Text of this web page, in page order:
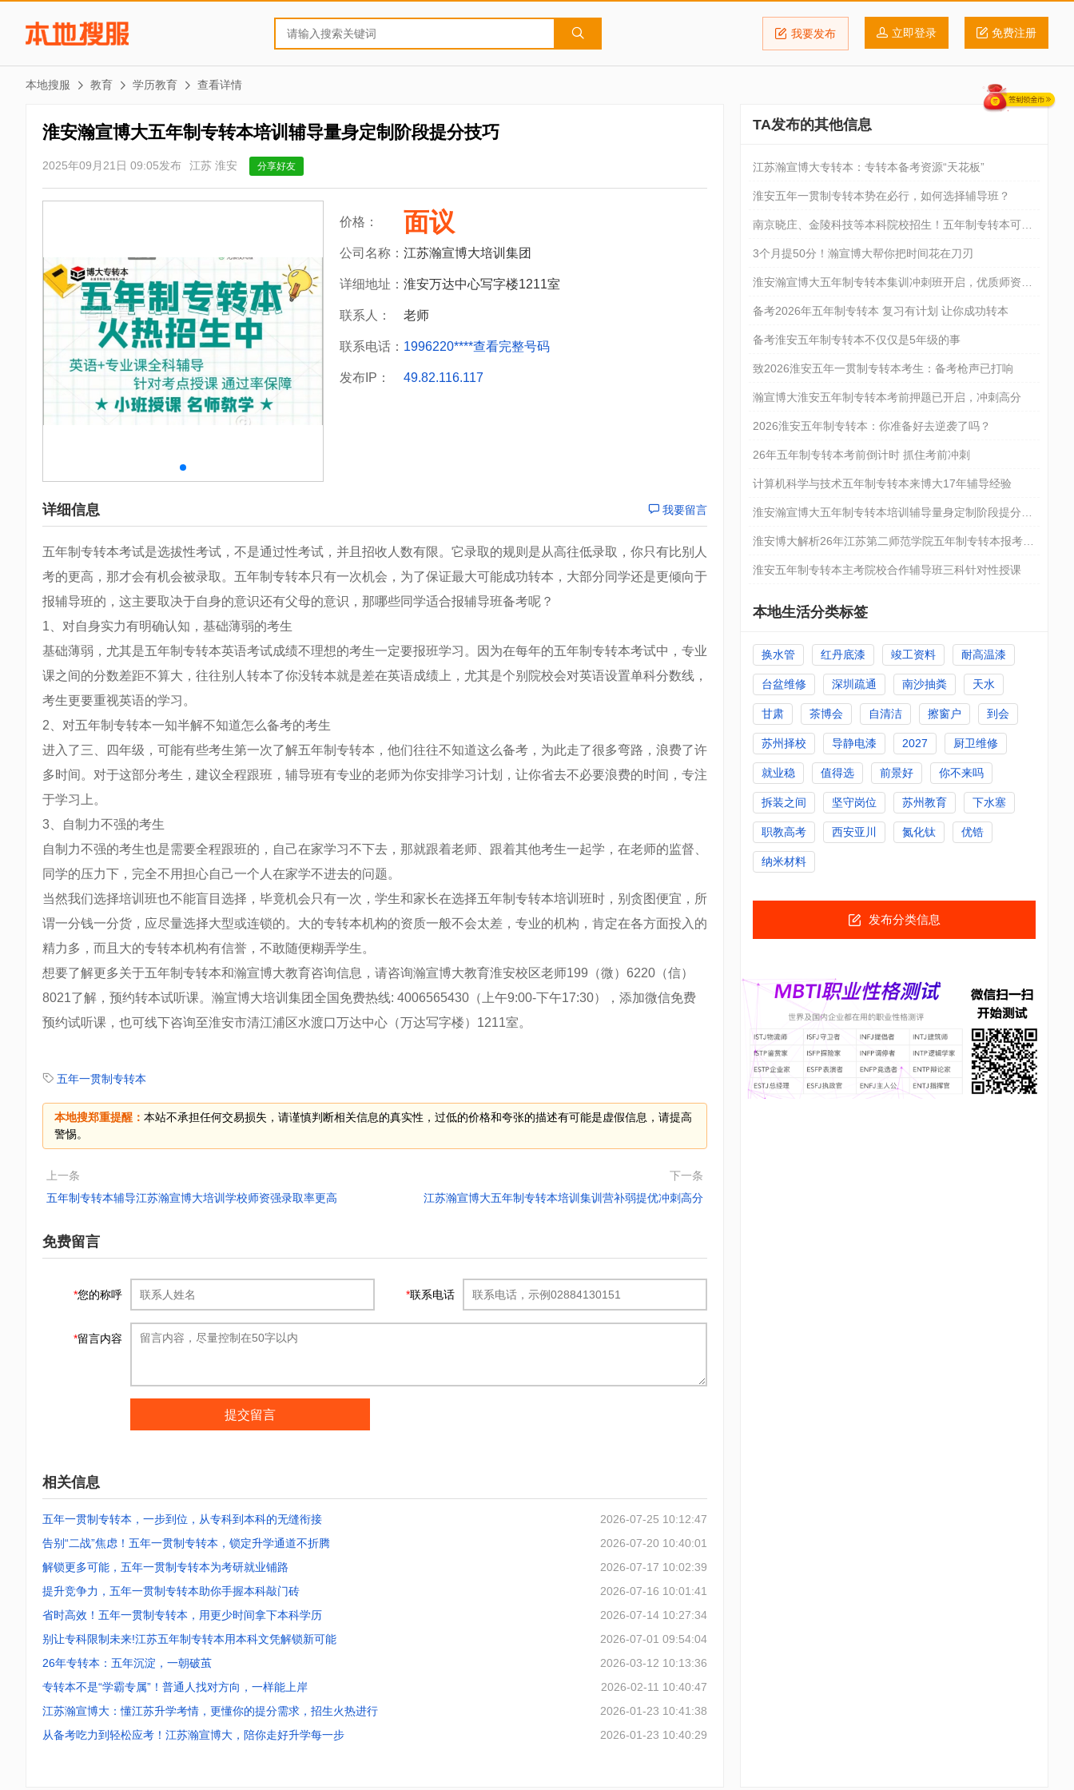
我要发布 立即登录 免费注册
本地搜服 教育 学历教育 查看详情
淮安瀚宣博大五年制专转本培训辅导量身定制阶段提分技巧
2025年09月21日 09:05发布 江苏 淮安 分享好友
价格： 面议
公司名称： 江苏瀚宣博大培训集团
详细地址： 淮安万达中心写字楼1211室
联系人： 老师
联系电话： 1996220****查看完整号码
发布IP： 49.82.116.117
详细信息 我要留言
五年制专转本考试是选拔性考试，不是通过性考试，并且招收人数有限。它录取的规则是从高往低录取，你只有比别人
考的更高，那才会有机会被录取。五年制专转本只有一次机会，为了保证最大可能成功转本，大部分同学还是更倾向于
报辅导班的，这主要取决于自身的意识还有父母的意识，那哪些同学适合报辅导班备考呢？
1、对自身实力有明确认知，基础薄弱的考生
基础薄弱，尤其是五年制专转本英语考试成绩不理想的考生一定要报班学习。因为在每年的五年制专转本考试中，专业
课之间的分数差距不算大，往往别人转本了你没转本就是差在英语成绩上，尤其是个别院校会对英语设置单科分数线，
考生更要重视英语的学习。
2、对五年制专转本一知半解不知道怎么备考的考生
进入了三、四年级，可能有些考生第一次了解五年制专转本，他们往往不知道这么备考，为此走了很多弯路，浪费了许
多时间。对于这部分考生，建议全程跟班，辅导班有专业的老师为你安排学习计划，让你省去不必要浪费的时间，专注
于学习上。
3、自制力不强的考生
自制力不强的考生也是需要全程跟班的，自己在家学习不下去，那就跟着老师、跟着其他考生一起学，在老师的监督、
同学的压力下，完全不用担心自己一个人在家学不进去的问题。
当然我们选择培训班也不能盲目选择，毕竟机会只有一次，学生和家长在选择五年制专转本培训班时，别贪图便宜，所
谓一分钱一分货，应尽量选择大型或连锁的。大的专转本机构的资质一般不会太差，专业的机构，肯定在各方面投入的
精力多，而且大的专转本机构有信誉，不敢随便糊弄学生。
想要了解更多关于五年制专转本和瀚宣博大教育咨询信息，请咨询瀚宣博大教育淮安校区老师199（微）6220（信）
8021了解，预约转本试听课。瀚宣博大培训集团全国免费热线: 4006565430（上午9:00-下午17:30），添加微信免费
预约试听课，也可线下咨询至淮安市清江浦区水渡口万达中心（万达写字楼）1211室。
五年一贯制专转本
本地搜郑重提醒： 本站不承担任何交易损失，请谨慎判断相关信息的真实性，过低的价格和夸张的描述有可能是虚假信息，请提高
警惕。
上一条
五年制专转本辅导江苏瀚宣博大培训学校师资强录取率更高
下一条
江苏瀚宣博大五年制专转本培训集训营补弱提优冲刺高分
免费留言
*您的称呼 *联系电话
*留言内容
提交留言
相关信息
五年一贯制专转本，一步到位，从专科到本科的无缝衔接
2026-07-25 10:12:47
告别“二战”焦虑！五年一贯制专转本，锁定升学通道不折腾
2026-07-20 10:40:01
解锁更多可能，五年一贯制专转本为考研就业铺路
2026-07-17 10:02:39
提升竞争力，五年一贯制专转本助你手握本科敲门砖
2026-07-16 10:01:41
省时高效！五年一贯制专转本，用更少时间拿下本科学历
2026-07-14 10:27:34
别让专科限制未来!江苏五年制专转本用本科文凭解锁新可能
2026-07-01 09:54:04
26年专转本：五年沉淀，一朝破茧
2026-03-12 10:13:36
专转本不是“学霸专属”！普通人找对方向，一样能上岸
2026-02-11 10:40:47
江苏瀚宣博大：懂江苏升学考情，更懂你的提分需求，招生火热进行
2026-01-23 10:41:38
从备考吃力到轻松应考！江苏瀚宣博大，陪你走好升学每一步
2026-01-23 10:40:29
TA发布的其他信息
江苏瀚宣博大专转本：专转本备考资源“天花板”
淮安五年一贯制专转本势在必行，如何选择辅导班？
南京晓庄、金陵科技等本科院校招生！五年制专转本可选
专业
3个月提50分！瀚宣博大帮你把时间花在刀刃
淮安瀚宣博大五年制专转本集训冲刺班开启，优质师资集
训突破
备考2026年五年制专转本 复习有计划 让你成功转本
备考淮安五年制专转本不仅仅是5年级的事
致2026淮安五年一贯制专转本考生：备考枪声已打响
瀚宣博大淮安五年制专转本考前押题已开启，冲刺高分
2026淮安五年制专转本：你准备好去逆袭了吗？
26年五年制专转本考前倒计时 抓住考前冲刺
计算机科学与技术五年制专转本来博大17年辅导经验
淮安瀚宣博大五年制专转本培训辅导量身定制阶段提分技
巧
淮安博大解析26年江苏第二师范学院五年制专转本报考详
情
淮安五年制专转本主考院校合作辅导班三科针对性授课
本地生活分类标签
换水管 红丹底漆 竣工资料 耐高温漆
台盆维修 深圳疏通 南沙抽粪 天水
甘肃 茶博会 自清洁 擦窗户 到会
苏州择校 导静电漆 2027 厨卫维修
就业稳 值得选 前景好 你不来吗
拆装之间 坚守岗位 苏州教育 下水塞
职教高考 西安亚川 氮化钛 优锆
纳米材料
发布分类信息